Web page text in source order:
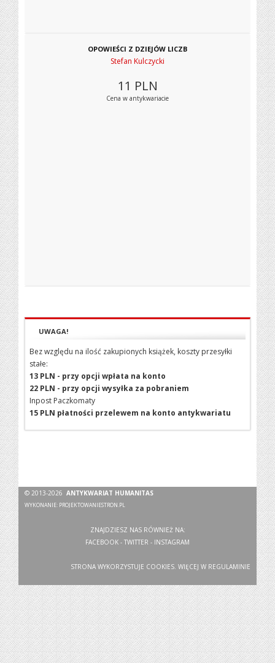
OPOWIEŚCI Z DZIEJÓW LICZB
Stefan Kulczycki
11 PLN
Cena w antykwariacie
UWAGA!
Bez względu na ilość zakupionych książek, koszty przesyłki
stałe:
13 PLN - przy opcji wpłata na konto
22 PLN - przy opcji wysyłka za pobraniem
Inpost Paczkomaty
15 PLN płatności przelewem na konto antykwariatu
© 2013-2026ANTYKWARIAT HUMANITAS
WYKONANIE: PROJEKTOWANIESTRON.PL
ZNAJDZIESZ NAS RÓWNIEŻ NA:
FACEBOOK - TWITTER - INSTAGRAM
STRONA WYKORZYSTUJE COOKIES. WIĘCEJ W REGULAMINIE